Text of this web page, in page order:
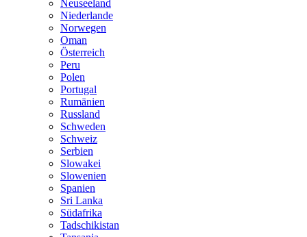
Neuseeland
Niederlande
Norwegen
Oman
Österreich
Peru
Polen
Portugal
Rumänien
Russland
Schweden
Schweiz
Serbien
Slowakei
Slowenien
Spanien
Sri Lanka
Südafrika
Tadschikistan